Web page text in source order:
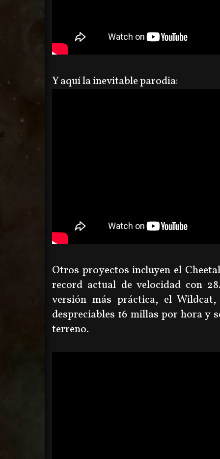
Y aquí la inevitable parodia:
Otros proyectos incluyen el
record actual de velocidad con
versión más práctica, el
despreciables 16 millas por hora y
terreno.